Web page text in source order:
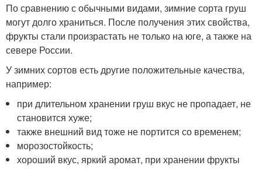
По сравнению с обычными видами, зимние сорта груш
могут долго храниться. После получения этих свойства,
фрукты стали произрастать не только на юге, а также на
севере России.
У зимних сортов есть другие положительные качества,
например:
при длительном хранении груш вкус не пропадает, не
становится хуже;
также внешний вид тоже не портится со временем;
морозостойкость;
хороший вкус, яркий аромат, при хранении фрукты